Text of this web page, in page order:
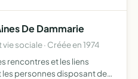
De Dammarie
sociale · Créée en 1974
rencontres et les liens
personnes disposant de